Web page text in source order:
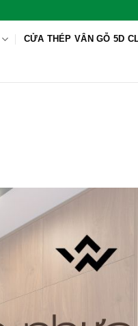
CỬA THÉP VÂN GỖ 5D